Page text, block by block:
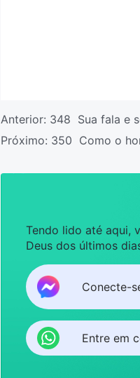
Anterior: 348 Sua fala e
Próximo: 350 Como o
Tendo lido até aqui,
Deus dos últimos
Conecte-
Entre em